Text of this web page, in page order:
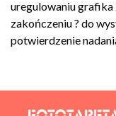
uregulowaniu grafika
zakończeniu ? do
potwierdzenie